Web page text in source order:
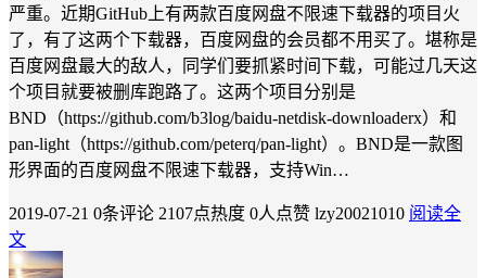
严重。近期GitHub上有两款百度网盘不限速下载器的项目火
了，有了这两个下载器，百度网盘的会员都不用买了。堪称是
百度网盘最大的敌人，同学们要抓紧时间下载，可能过几天这
个项目就要被删库跑路了。这两个项目分别是
BND（https://github.com/b3log/baidu-netdisk-downloaderx）和
pan-light（https://github.com/peterq/pan-light）。BND是一款图
形界面的百度网盘不限速下载器，支持Win…
2019-07-21 0条评论 2107点热度 0人点赞 lzy20021010 阅读全
文